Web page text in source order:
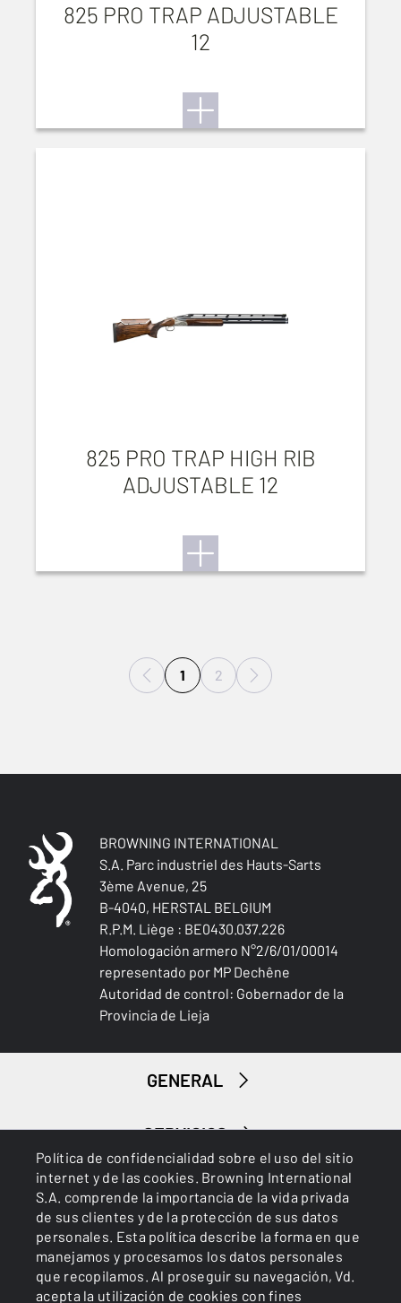
Política de confidencialidad sobre el uso del sitio
internet y de las cookies. Browning International
S.A. comprende la importancia de la vida privada
de sus clientes y de la protección de sus datos
personales. Esta política describe la forma en que
manejamos y procesamos los datos personales
que recopilamos. Al proseguir su navegación, Vd.
acepta la utilización de cookies con fines
825 PRO TRAP ADJUSTABLE
12
825 PRO TRAP HIGH RIB
ADJUSTABLE 12
1 2
BROWNING INTERNATIONAL
S.A. Parc industriel des Hauts-Sarts
3ème Avenue, 25
B-4040, HERSTAL BELGIUM
R.P.M. Liège : BE0430.037.226
Homologación armero N°2/6/01/00014
representado por MP Dechêne
Autoridad de control: Gobernador de la
Provincia de Lieja
GENERAL
SERVICIOS
Cookies Política de privacidad